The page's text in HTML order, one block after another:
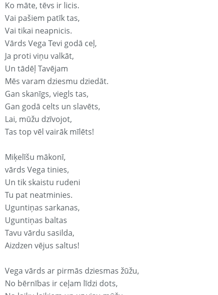
Ko māte, tēvs ir licis.
Vai pašiem patīk tas,
Vai tikai neapnicis.
Vārds Vega Tevi godā ceļ,
Ja proti viņu valkāt,
Un tādēļ Tavējam
Mēs varam dziesmu dziedāt.
Gan skanīgs, viegls tas,
Gan godā celts un slavēts,
Lai, mūžu dzīvojot,
Tas top vēl vairāk mīlēts!
Miķelīšu mākonī,
vārds Vega tinies,
Un tik skaistu rudeni
Tu pat neatminies.
Uguntiņas sarkanas,
Uguntiņas baltas
Tavu vārdu sasilda,
Aizdzen vējus saltus!
Vega vārds ar pirmās dziesmas žūžu,
No bērnības ir ceļam līdzi dots,